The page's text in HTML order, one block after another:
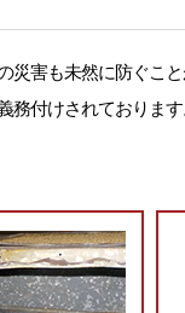
害も未然に防ぐこと
付けされております